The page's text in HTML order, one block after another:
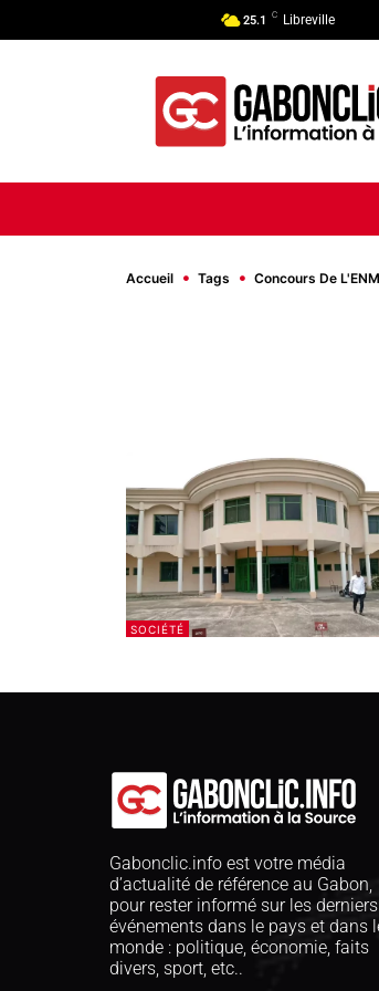
25.1 C Libreville
Accueil Tags Concours De L'ENM
SOCIÉTÉ
Gabonclic.info est votre média
d’actualité de référence au Gabon,
pour rester informé sur les derniers
événements dans le pays et dans
monde : politique, économie, faits
divers, sport, etc..